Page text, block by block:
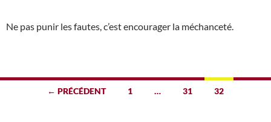
Ne pas punir les fautes, c’est encourager la méchanceté.
Navigation← PRÉCÉDENT 1 … 31 32